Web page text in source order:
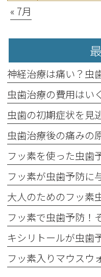
« 7月
虫歯治療後の痛みの